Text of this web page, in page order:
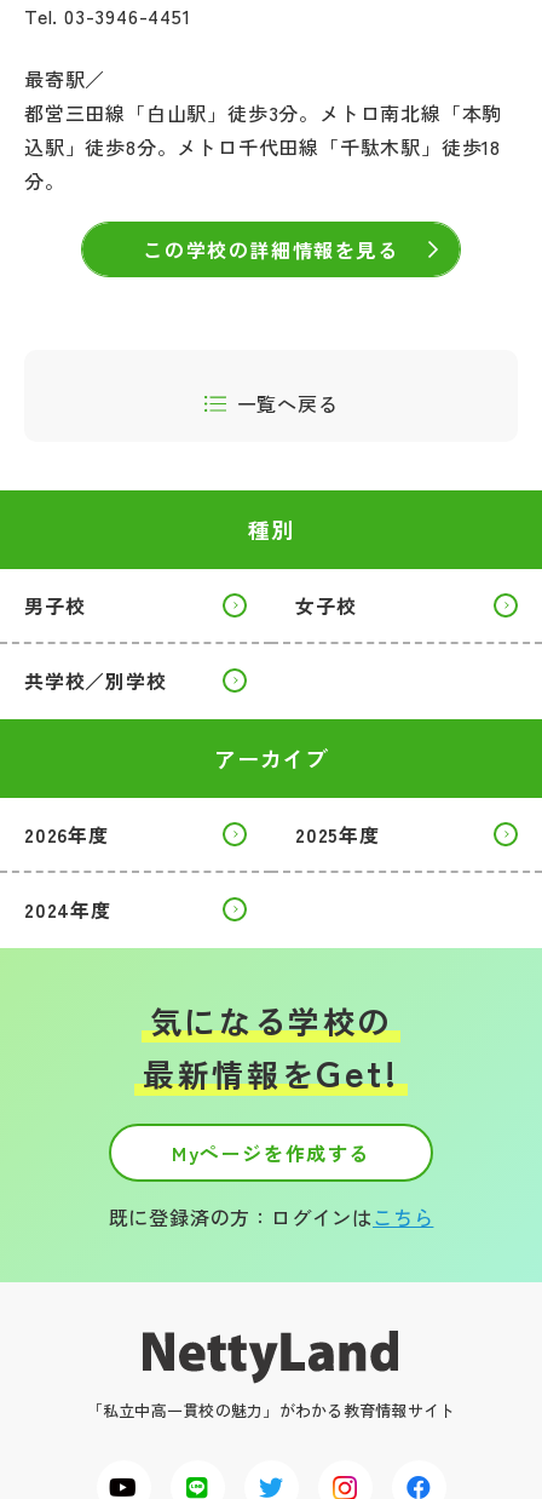
Tel. 03-3946-4451
最寄駅／
都営三田線「白山駅」徒歩3分。メトロ南北線「本駒
込駅」徒歩8分。メトロ千代田線「千駄木駅」徒歩18
分。
この学校の詳細情報を見る
一覧へ戻る
種別
男子校 女子校
共学校／別学校
アーカイブ
2026年度 2025年度
2024年度
気になる学校の
最新情報をGet!
Myページを作成する
既に登録済の方：ログインはこちら
「私立中高一貫校の魅力」がわかる教育情報サイト